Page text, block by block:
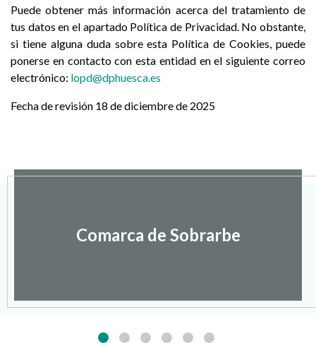
Puede obtener más información acerca del tratamiento de
tus datos en el apartado Política de Privacidad. No obstante,
si tiene alguna duda sobre esta Política de Cookies, puede
ponerse en contacto con esta entidad en el siguiente correo
electrónico: lopd@dphuesca.es
Fecha de revisión 18 de diciembre de 2025
Comarca de Sobrarbe